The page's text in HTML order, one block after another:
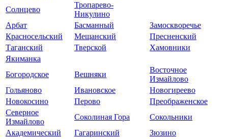
Солнцево
Тропарево-
Никулино
Арбат
Басманный
Замоскворечье
Красносельский
Мещанский
Пресненский
Таганский
Тверской
Хамовники
Якиманка
Богородское
Вешняки
Восточное
Измайлово
Гольяново
Ивановское
Новогиреево
Новокосино
Перово
Преображенское
Северное
Измайлово
Соколиная Гора
Сокольники
Академический
Гагаринский
Зюзино